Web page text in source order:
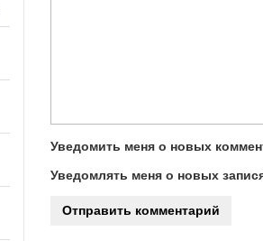
Уведомить меня о новых
Уведомлять меня о новых